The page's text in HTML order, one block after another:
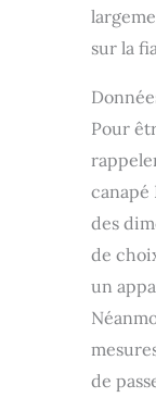
sur la
Pour
canapé
des
de
un
de